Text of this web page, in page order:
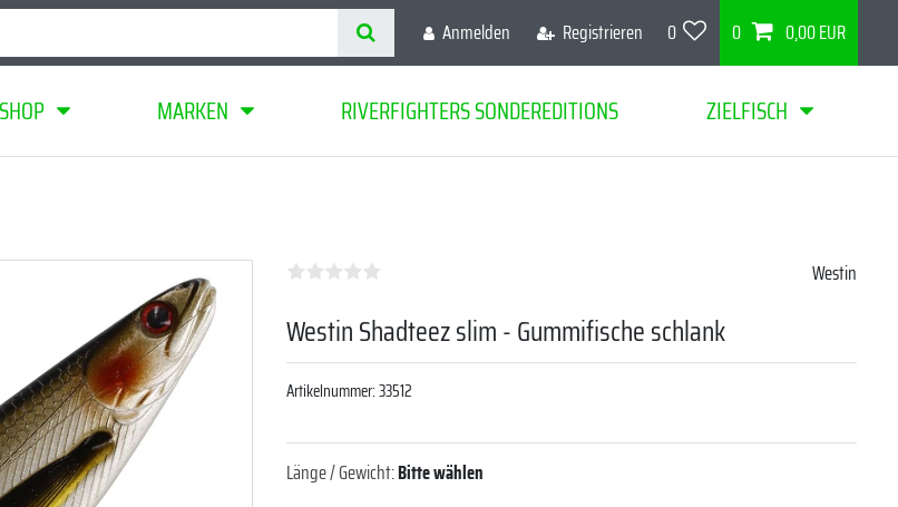
Anmelden Registrieren 0 0 0,00 EUR
MARKEN RIVERFIGHTERS SONDEREDITIONS ZIELFISCH
Westin
Westin Shadteez slim - Gummifische schlank
Artikelnummer:33512
Länge / Gewicht:Bitte wählen